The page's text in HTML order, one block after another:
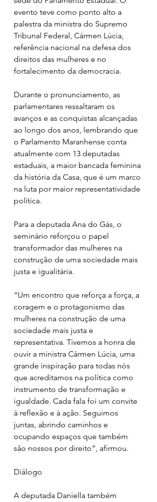
evento teve como ponto alto a
palestra da ministra do Supremo
Tribunal Federal, Cármen Lúcia,
referência nacional na defesa dos
direitos das mulheres e no
fortalecimento da democracia.
Durante o pronunciamento, as
parlamentares ressaltaram os
avanços e as conquistas alcançadas
ao longo dos anos, lembrando que
o Parlamento Maranhense conta
atualmente com 13 deputadas
estaduais, a maior bancada feminina
da história da Casa, que é um marco
na luta por maior representatividade
política.
Para a deputada Ana do Gás, o
seminário reforçou o papel
transformador das mulheres na
construção de uma sociedade mais
justa e igualitária.
“Um encontro que reforça a força, a
coragem e o protagonismo das
mulheres na construção de uma
sociedade mais justa e
representativa. Tivemos a honra de
ouvir a ministra Cármen Lúcia, uma
grande inspiração para todas nós
que acreditamos na política como
instrumento de transformação e
igualdade. Cada fala foi um convite
à reflexão e à ação. Seguimos
juntas, abrindo caminhos e
ocupando espaços que também
são nossos por direito”, afirmou.
Diálogo
A deputada Daniella também